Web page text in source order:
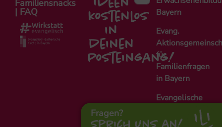
Familiensnacks
| FAQ
Ideen
kostenlos
in
deinen
Posteingang!
Bayern
Evang.
für
Familienfragen
in Bayern
Evangelische
Alleinerziehende
Fragen?
Sprich uns an!